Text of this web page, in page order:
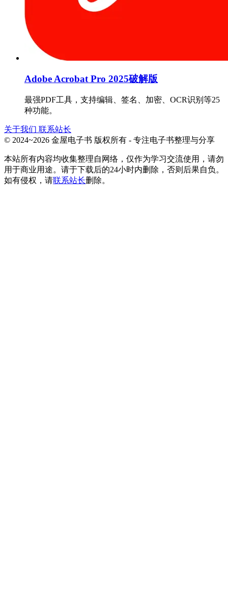
Adobe Acrobat Pro 2025破解版
最强PDF工具，支持编辑、签名、加密、OCR识别等25
种功能。
关于我们 联系站长
© 2024~2026 金屋电子书 版权所有 - 专注电子书整理与分享
本站所有内容均收集整理自网络，仅作为学习交流使用，请勿
用于商业用途。请于下载后的24小时内删除，否则后果自负。
如有侵权，请联系站长删除。